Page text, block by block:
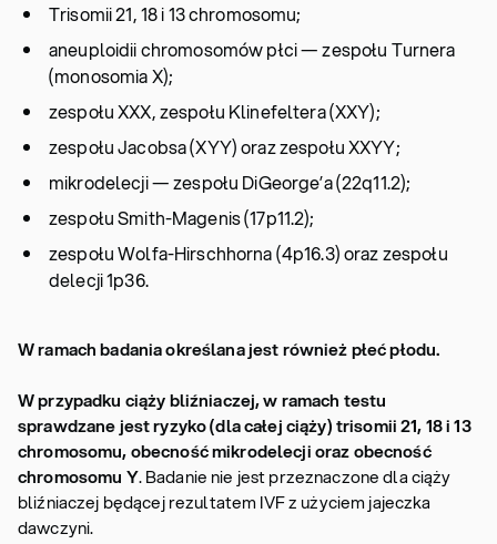
Trisomii 21, 18 i 13 chromosomu;
aneuploidii chromosomów płci — zespołu Turnera
(monosomia X);
zespołu XXX, zespołu Klinefeltera (XXY);
zespołu Jacobsa (XYY) oraz zespołu XXYY;
mikrodelecji — zespołu DiGeorge’a (22q11.2);
zespołu Smith-Magenis (17p11.2);
zespołu Wolfa-Hirschhorna (4p16.3) oraz zespołu
delecji 1p36.
W ramach badania określana jest również płeć płodu.
W przypadku ciąży bliźniaczej, w ramach testu
sprawdzane jest ryzyko (dla całej ciąży) trisomii 21, 18 i 13
chromosomu, obecność mikrodelecji oraz obecność
chromosomu Y. Badanie nie jest przeznaczone dla ciąży
bliźniaczej będącej rezultatem IVF z użyciem jajeczka
dawczyni.